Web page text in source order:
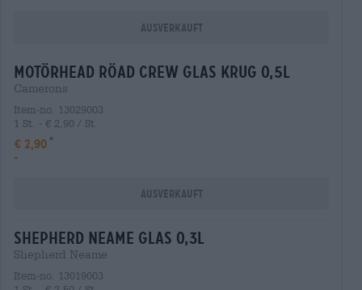
Ausverkauft
motörhead röad crew glas krug 0,5l
Camerons
Item-no. 13029003
1 St. - € 2,90 / St.
€ 2,90
-
Ausverkauft
shepherd neame glas 0,3l
Shepherd Neame
Item-no. 13019003